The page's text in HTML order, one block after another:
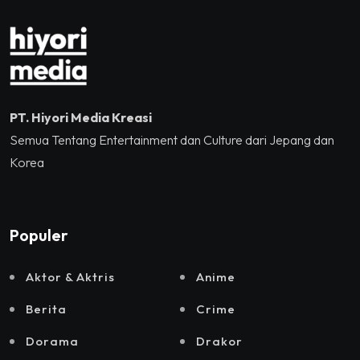
PT. Hiyori Media Kreasi
Semua Tentang Entertainment dan Culture dari Jepang dan
Korea
Populer
Aktor & Aktris Anime
Berita Crime
Dorama Drakor